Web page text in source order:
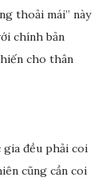
thoải mái” này
chính bản
cho thân
gia đều phải coi
cũng cần coi